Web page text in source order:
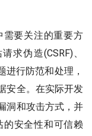
需要关注的重要方
求伪造(CSRF)、
进行防范和处理，
安全。在实际开发
洞和攻击方式，并
安全性和可信赖